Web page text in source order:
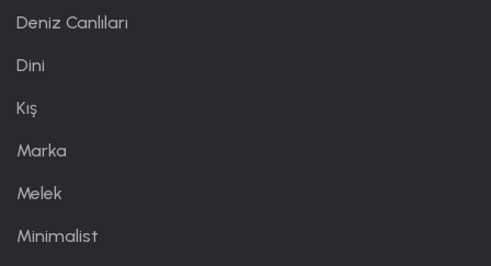
Deniz Canlıları
Dini
Kış
Marka
Melek
Minimalist